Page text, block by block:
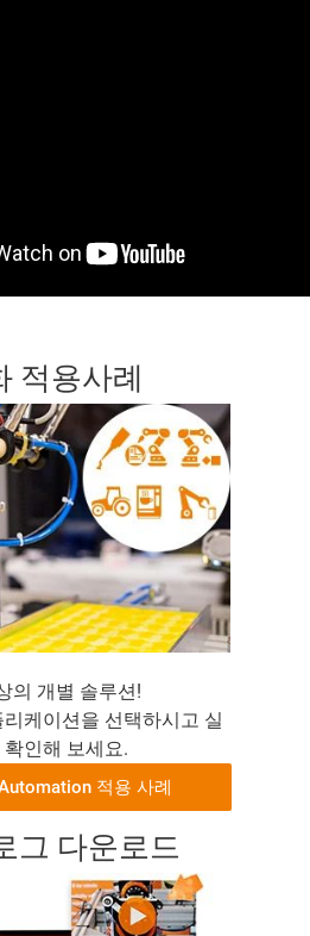
적용사례
의 개별 솔루션!
케이션을 선택하시고 실
인해 보세요.
적용 사례
그 다운로드